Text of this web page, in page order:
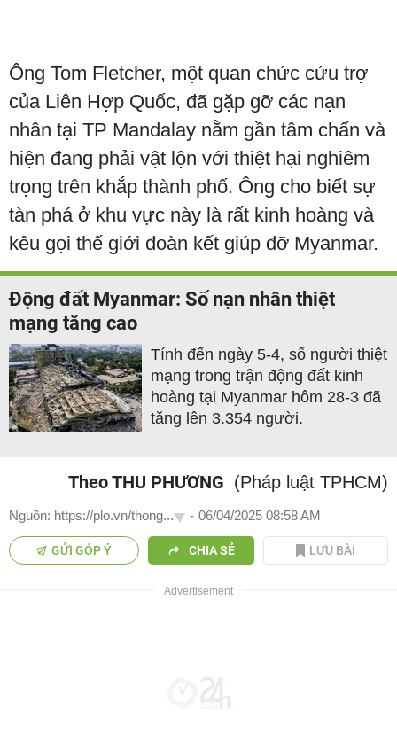
Ông Tom Fletcher, một quan chức cứu trợ
của Liên Hợp Quốc, đã gặp gỡ các nạn
nhân tại TP Mandalay nằm gần tâm chấn và
hiện đang phải vật lộn với thiệt hại nghiêm
trọng trên khắp thành phố. Ông cho biết sự
tàn phá ở khu vực này là rất kinh hoàng và
kêu gọi thế giới đoàn kết giúp đỡ Myanmar.
Động đất Myanmar: Số nạn nhân thiệt
mạng tăng cao
Tính đến ngày 5-4, số người thiệt
mạng trong trận động đất kinh
hoàng tại Myanmar hôm 28-3 đã
tăng lên 3.354 người.
Theo THU PHƯƠNG (Pháp luật TPHCM)
Nguồn: https://plo.vn/thong... - 06/04/2025 08:58 AM
GỬI GÓP Ý CHIA SẺ LƯU BÀI